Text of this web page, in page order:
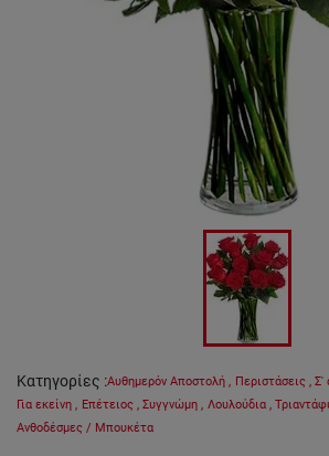
Κατηγορίες :Αυθημερόν Αποστολή , Περιστάσεις , Σ'
Για εκείνη , Επέτειος , Συγγνώμη , Λουλούδια ,
Ανθοδέσμες / Μπουκέτα